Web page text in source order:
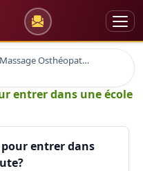
Massage Osthéopathie Kinésiologie
entrer dans une école
entrer dans